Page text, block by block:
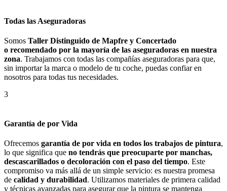
Todas las Aseguradoras
Somos Taller Distinguido de Mapfre y Concertado
o recomendado por la mayoría de las aseguradoras en nuestra
zona. Trabajamos con todas las compañías aseguradoras para que,
sin importar la marca o modelo de tu coche, puedas confiar en
nosotros para todas tus necesidades.
3
Garantía de por Vida
Ofrecemos garantía de por vida en todos los trabajos de pintura,
lo que significa que no tendrás que preocuparte por manchas,
descascarillados o decoloración con el paso del tiempo. Este
compromiso va más allá de un simple servicio: es nuestra promesa
de calidad y durabilidad. Utilizamos materiales de primera calidad
y técnicas avanzadas para asegurar que la pintura se mantenga